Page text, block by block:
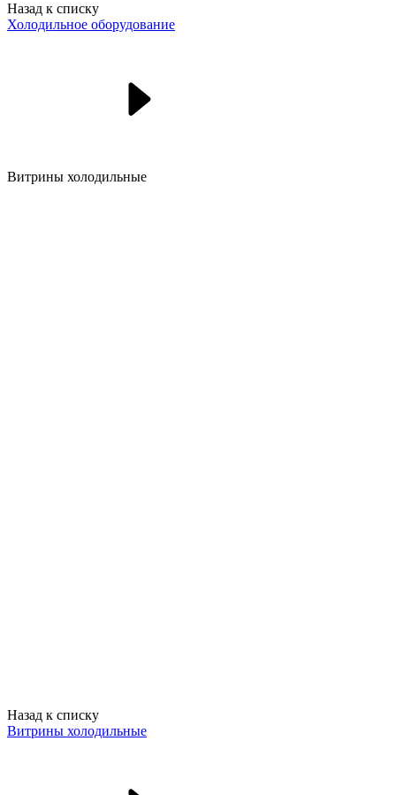
Назад к списку
Холодильное оборудование
Витрины холодильные
Назад к списку
Витрины холодильные